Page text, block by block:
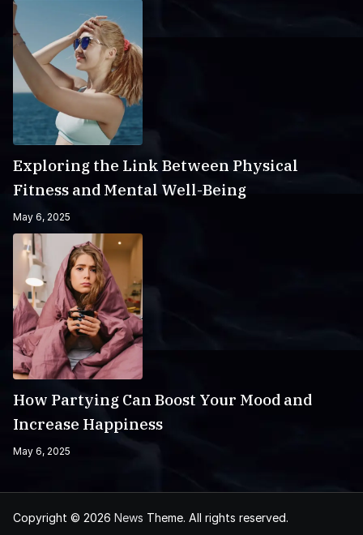
Exploring the Link Between Physical
Fitness and Mental Well-Being
May 6, 2025
How Partying Can Boost Your Mood and
Increase Happiness
May 6, 2025
Copyright © 2026 News Theme. All rights reserved.